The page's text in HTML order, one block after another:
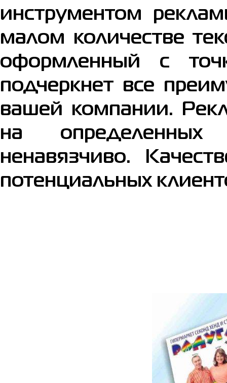
инструментом
малом количестве
оформленный с
подчеркнет все
вашей компании.
на определенных
ненавязчиво.
потенциальных